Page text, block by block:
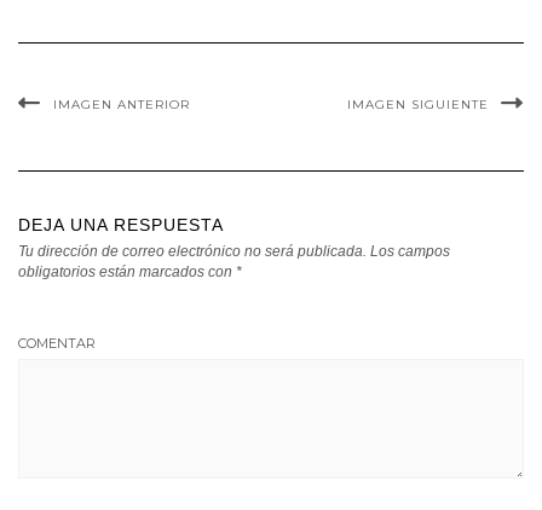
IMAGEN ANTERIOR IMAGEN SIGUIENTE
DEJA UNA RESPUESTA
Tu dirección de correo electrónico no será publicada. Los campos
obligatorios están marcados con *
COMENTAR